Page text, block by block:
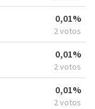
0,01%
2 votos
0,01%
2 votos
0,01%
2 votos